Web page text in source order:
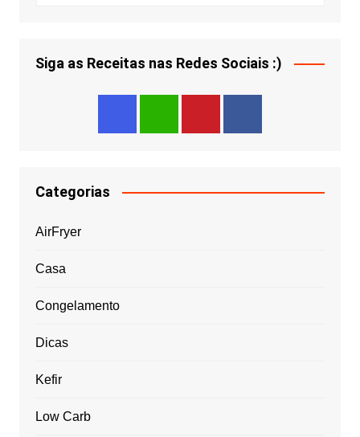
Siga as Receitas nas Redes Sociais :)
Categorias
AirFryer
Casa
Congelamento
Dicas
Kefir
Low Carb